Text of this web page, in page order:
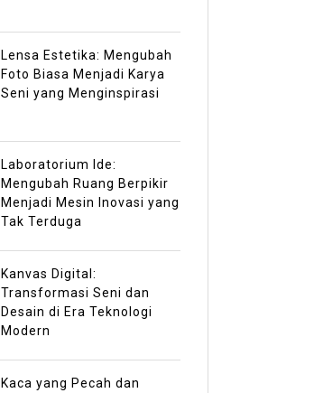
Lensa Estetika: Mengubah
Foto Biasa Menjadi Karya
Seni yang Menginspirasi
Laboratorium Ide:
Mengubah Ruang Berpikir
Menjadi Mesin Inovasi yang
Tak Terduga
Kanvas Digital:
Transformasi Seni dan
Desain di Era Teknologi
Modern
Kaca yang Pecah dan